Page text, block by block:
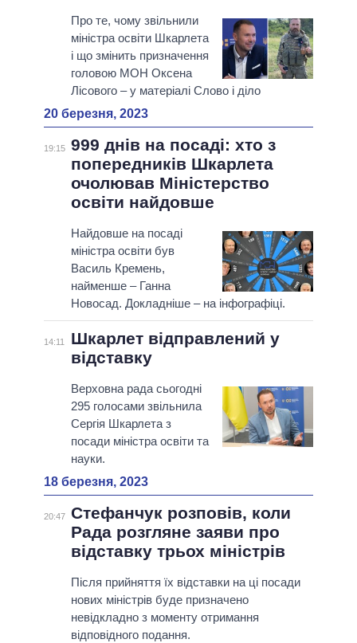
Про те, чому звільнили
міністра освіти Шкарлета
і що змінить призначення
головою МОН Оксена
Лісового – у матеріалі Слово і діло
20 березня, 2023
19:15 999 днів на посаді: хто з
попередників Шкарлета
очолював Міністерство
освіти найдовше
Найдовше на посаді
міністра освіти був
Василь Кремень,
найменше – Ганна
Новосад. Докладніше – на інфографіці.
14:11
Шкарлет відправлений у
відставку
Верховна рада сьогодні
295 голосами звільнила
Сергія Шкарлета з
посади міністра освіти та
науки.
18 березня, 2023
20:47 Стефанчук розповів, коли
Рада розгляне заяви про
відставку трьох міністрів
Після прийняття їх відставки на ці посади
нових міністрів буде призначено
невідкладно з моменту отримання
відповідного подання.